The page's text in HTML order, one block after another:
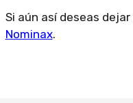
Si aún así deseas
Nominax.